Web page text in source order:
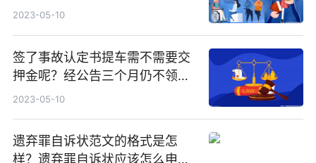
2023-05-10
签了事故认定书提车需不需要交
押金呢？经公告三个月仍不领取
的会如何处理扣留的车辆？
2023-05-10
遗弃罪自诉状范文的格式是怎
样？遗弃罪自诉状应该怎么申请